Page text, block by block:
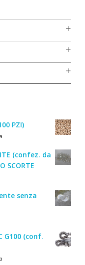
PZI)
(confez. da
SCORTE
senza
G100 (conf.